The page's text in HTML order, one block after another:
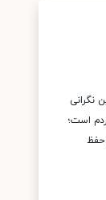
نگرانی
است؛
حفظ